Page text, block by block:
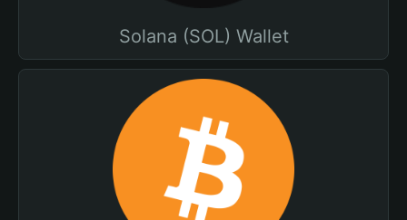
Solana (SOL) Wallet